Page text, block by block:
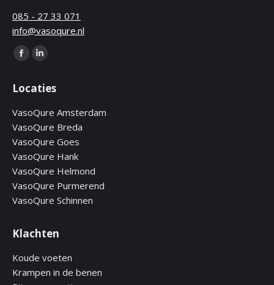
085 - 27 33 071
info@vasoqure.nl
Find us on:
Facebook
opens
new
window
Linkedin
opens
in
new
window
Locaties
VasoQure Amsterdam
VasoQure Breda
VasoQure Goes
VasoQure Hank
VasoQure Helmond
VasoQure Purmerend
VasoQure Schinnen
Klachten
Koude voeten
Krampen in de benen